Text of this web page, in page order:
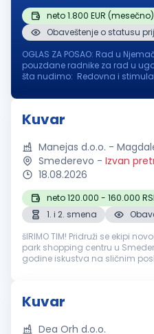
neto 1.800 EUR (mesečno)
Obaveštenje o statusu
OGLAS ZA POSAO: Rad u
pouzdane radnike za rad u
šta nudimo: Redovna i stimulativna primanja (zavisno od
Osiguran topli obr...
Kuvar
Manejas d.o.o. -
Smederevo - Izvan
18.08.2026
neto 120.000 - 160.000
1. i 2. smena
šIRIMO TIM! Pridruži se ekipi
park shopping centru u Smederevu!
godine iskustva na sličnim
Kuvar
Dea Orh d.o.o.